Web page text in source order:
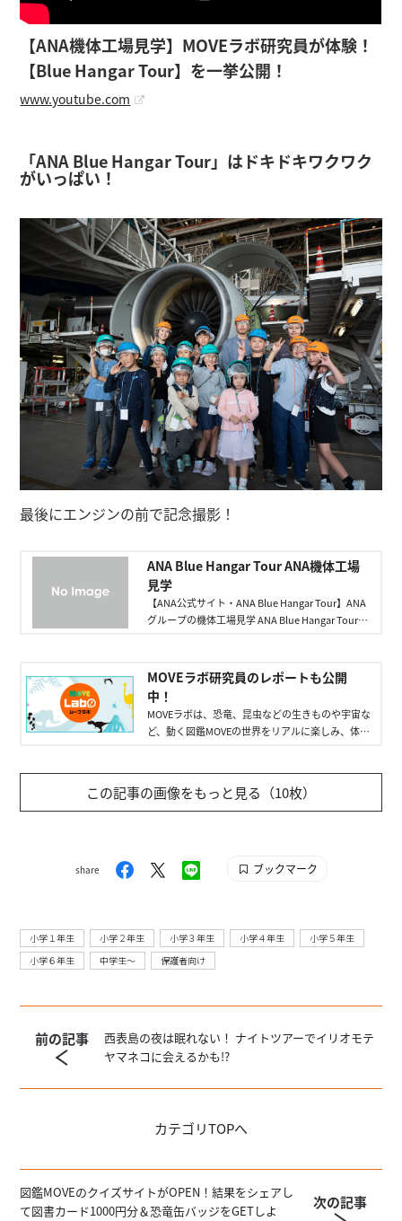
【ANA機体工場見学】MOVEラボ研究員が体験！
【Blue Hangar Tour】を一挙公開！
www.youtube.com
「ANA Blue Hangar Tour」はドキドキワクワク
がいっぱい！
最後にエンジンの前で記念撮影！
ANA Blue Hangar Tour ANA機体工場
見学
【ANA公式サイト・ANA Blue Hangar Tour】ANA
グループの機体工場見学 ANA Blue Hangar Tourに
MOVEラボ研究員のレポートも公開
中！
MOVEラボは、恐竜、昆虫などの生きものや宇宙な
ど、動く図鑑MOVEの世界をリアルに楽しみ、体験
この記事の画像をもっと見る（10枚）
share ブックマーク
小学１年生 小学２年生 小学３年生 小学４年生
小学５年生
小学６年生
中学生〜 保護者向け
前の記事
西表島の夜は眠れない！ ナイトツアーでイリオモテ
ヤマネコに会えるかも!?
カテゴリTOPへ
図鑑MOVEのクイズサイトがOPEN！結果をシェアし
て図書カード1000円分＆恐竜缶バッジをGETしよ
次の記事